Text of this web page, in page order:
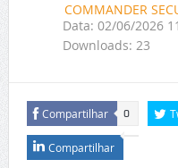
COMMANDER
Data: 02/06/2026
Downloads: 23
Compartilhar 0
Compartilhar